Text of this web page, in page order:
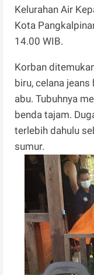
Kelurahan Air
Kota
14.00 WIB.
Korban
biru, celana
abu. Tubuhnya
benda tajam.
terlebih dahulu
sumur.